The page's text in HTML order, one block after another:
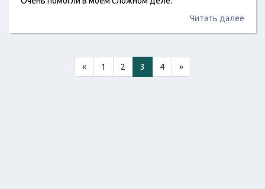
Читать далее
« 1 2 3 4 »